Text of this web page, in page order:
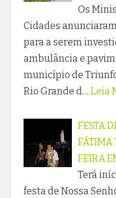
Os
Cidades
para a serem
ambulância e
município de
Rio Grande d… Leia
FESTA
FÁTIMA
FEIRA
Terá
festa de Nossa